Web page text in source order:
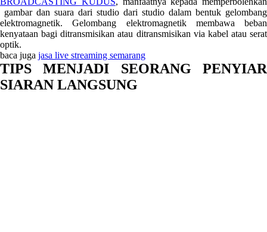
gambar dan suara dari studio dari studio dalam bentuk gelombang
elektromagnetik. Gelombang elektromagnetik membawa beban
kenyataan bagi ditransmisikan atau ditransmisikan via kabel atau serat
optik.
baca juga jasa live streaming semarang
TIPS MENJADI SEORANG PENYIAR
SIARAN LANGSUNG